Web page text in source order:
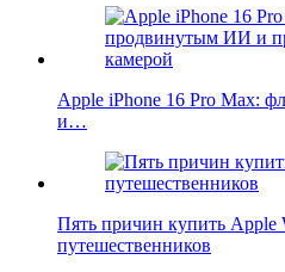
Apple iPhone 16 Pro Max:
и…
Пять причин купить Apple
путешественников